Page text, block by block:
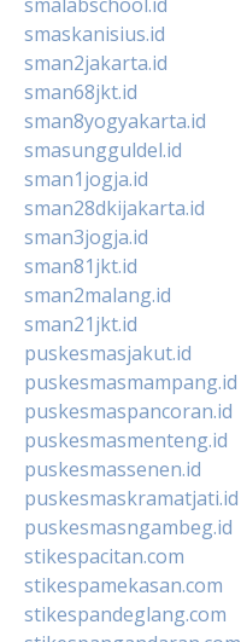
smaskanisius.id
sman2jakarta.id
sman68jkt.id
sman8yogyakarta.id
smasungguldel.id
sman1jogja.id
sman28dkijakarta.id
sman3jogja.id
sman81jkt.id
sman2malang.id
sman21jkt.id
puskesmasjakut.id
puskesmasmampang.id
puskesmaspancoran.id
puskesmasmenteng.id
puskesmassenen.id
puskesmaskramatjati.id
puskesmasngambeg.id
stikespacitan.com
stikespamekasan.com
stikespandeglang.com